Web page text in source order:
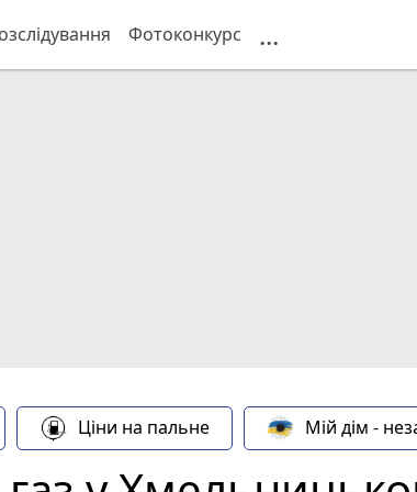
Фотоконкурс ...
Ціни на пальне Мій дім -